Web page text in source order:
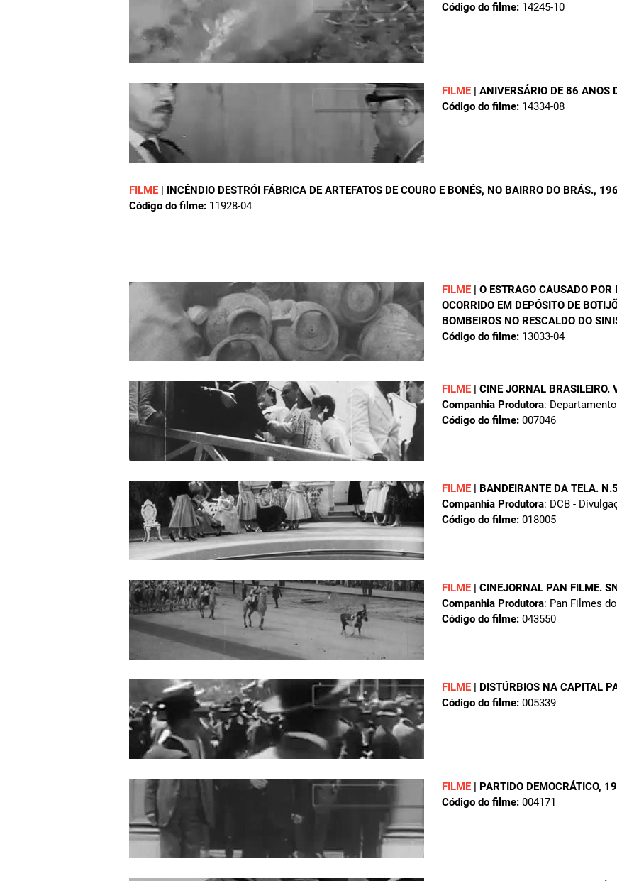
Código do filme: 14245-10
FILME | ANIVERSÁRIO DE 86 ANOS
Código do filme: 14334-08
FILME | INCÊNDIO DESTRÓI FÁBRICA DE ARTEFATOS DE COURO E BONÉS, NO BAIRRO DO BRÁS.,
Código do filme: 11928-04
FILME | O ESTRAGO CAUSADO POR
OCORRIDO EM DEPÓSITO DE
BOMBEIROS NO RESCALDO DO
Código do filme: 13033-04
FILME | CINE JORNAL BRASILEIRO.
Companhia Produtora:
Código do filme: 007046
FILME | BANDEIRANTE DA TELA.
Companhia Produtora: DCB -
Código do filme: 018005
FILME | CINEJORNAL PAN FILME.
Companhia Produtora: Pan Filmes
Código do filme: 043550
FILME | DISTÚRBIOS NA CAPITAL
Código do filme: 005339
FILME | PARTIDO DEMOCRÁTICO,
Código do filme: 004171